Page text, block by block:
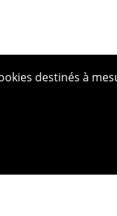
destinés à